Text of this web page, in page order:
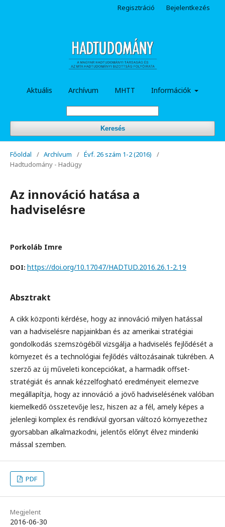
Aktuális Archívum MHTT Információk
Keresés
Regisztráció Bejelentkezés
Főoldal / Archívum / Évf. 26 szám 1-2 (2016)
/
Hadtudomány - Hadügy
Az innováció hatása a
hadviselésre
Porkoláb Imre
DOI: https://doi.org/10.17047/HADTUD.2016.26.1-2.19
Absztrakt
A cikk központi kérdése, hogy az innováció milyen hatással
van a hadviselésre napjainkban és az amerikai stratégiai
gondolkodás szemszögéből vizsgálja a hadviselés fejlődését a
környezet és a technológiai fejlődés változásainak tükrében. A
szerző az új műveleti koncepciókat, a harmadik offset-
stratégiát és annak kézzelfogható eredményeit elemezve
megállapítja, hogy az innováció a jövő hadviselésének valóban
kiemelkedő összetevője lesz, hiszen az a fél, amely képes a
jelenlegi komplex és rendkívül gyorsan változó környezethez
gyorsabban alkalmazkodni, jelentős előnyt élvez mindenki
mással szemben.
PDF
Megjelent
2016-06-30